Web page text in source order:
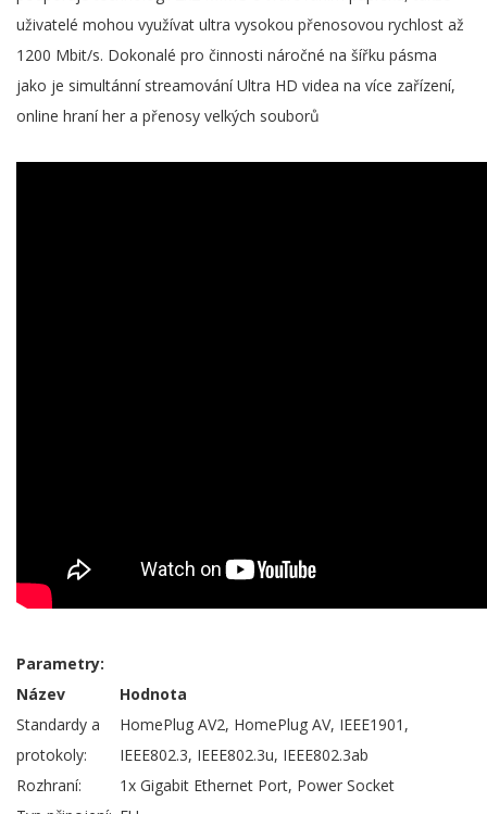
uživatelé mohou využívat ultra vysokou přenosovou rychlost až
1200 Mbit/s. Dokonalé pro činnosti náročné na šířku pásma
jako je simultánní streamování Ultra HD videa na více zařízení,
online hraní her a přenosy velkých souborů
Parametry:
Název
Hodnota
Standardy a
protokoly:
HomePlug AV2, HomePlug AV, IEEE1901,
IEEE802.3, IEEE802.3u, IEEE802.3ab
Rozhraní:
1x Gigabit Ethernet Port, Power Socket